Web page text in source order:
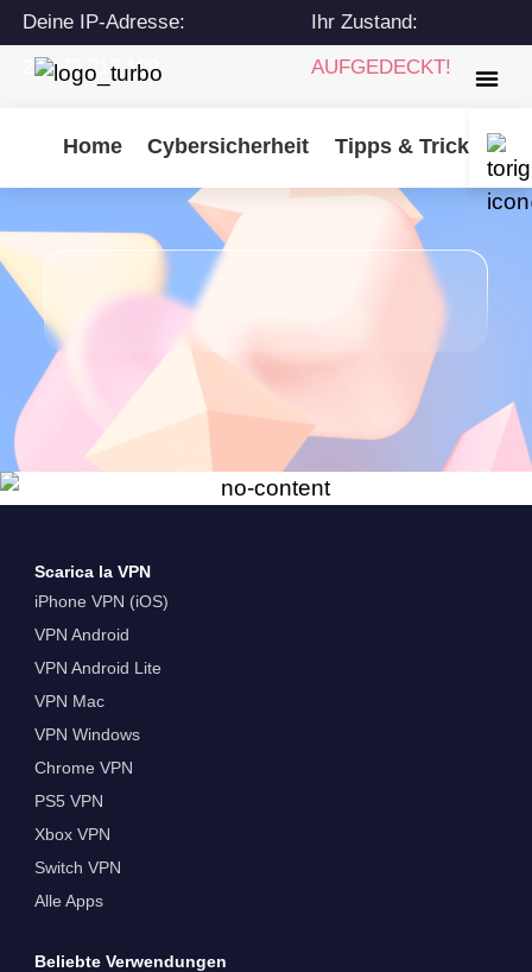
Deine IP-Adresse:
216.73.217.109
Ihr Zustand:
AUFGEDECKT!
Home Cybersicherheit Tipps & Tricks
Scarica la VPN
iPhone VPN (iOS)
VPN Android
VPN Android Lite
VPN Mac
VPN Windows
Chrome VPN
PS5 VPN
Xbox VPN
Switch VPN
Alle Apps
Beliebte Verwendungen